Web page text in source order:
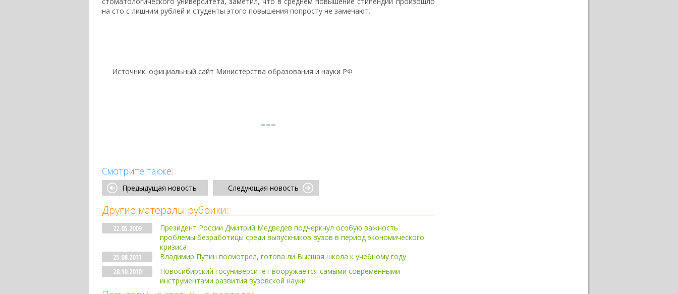
на сто с лишним рублей и студенты этого повышения попросту не замечают.
Источник: официальный сайт Министерства образования и науки РФ
Смотрите также:
Предыдущая новость Следующая новость
Другие матералы рубрики:
22.05.2009
Президент России Дмитрий Медведев подчеркнул особую важность
проблемы безработицы среди выпускников вузов в период экономического
кризиса
25.08.2011
Владимир Путин посмотрел, готова ли Высшая школа к учебному году
28.10.2010
Новосибирский госуниверситет вооружается самыми современными
инструментами развития вузовской науки